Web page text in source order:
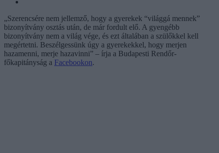
„Szerencsére nem jellemző, hogy a gyerekek “világgá mennek”
bizonyítvány osztás után, de már fordult elő. A gyengébb
bizonyítvány nem a világ vége, és ezt általában a szülőkkel kell
megértetni. Beszélgessünk úgy a gyerekekkel, hogy merjen
hazamenni, merje hazavinni” – írja a Budapesti Rendőr-
főkapitányság a Facebookon.